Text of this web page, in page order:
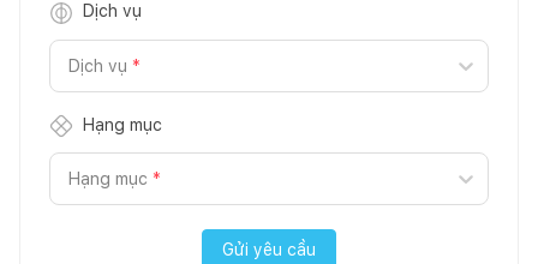
Dịch vụ
Dịch vụ *
Hạng mục
Hạng mục *
Gửi yêu cầu